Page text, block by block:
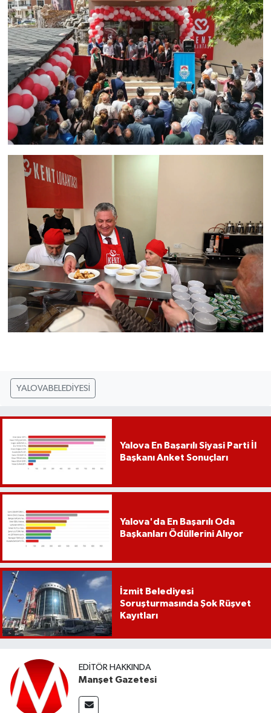
YALOVABELEDİYESİ
Yalova En Başarılı Siyasi Parti İl
Başkanı Anket Sonuçları
Yalova'da En Başarılı Oda
Başkanları Ödüllerini Alıyor
İzmit Belediyesi
Soruşturmasında Şok Rüşvet
Kayıtları
EDITÖR HAKKINDA
Manşet Gazetesi